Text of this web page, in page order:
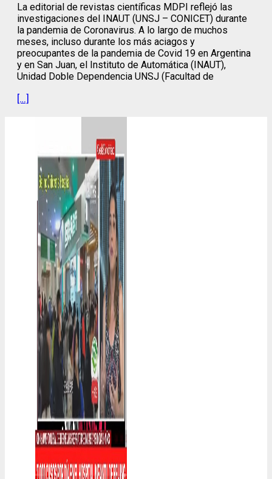
La editorial de revistas científicas MDPI reflejó las
investigaciones del INAUT (UNSJ – CONICET) durante
la pandemia de Coronavirus. A lo largo de muchos
meses, incluso durante los más aciagos y
preocupantes de la pandemia de Covid 19 en Argentina
y en San Juan, el Instituto de Automática (INAUT),
Unidad Doble Dependencia UNSJ (Facultad de
[…]